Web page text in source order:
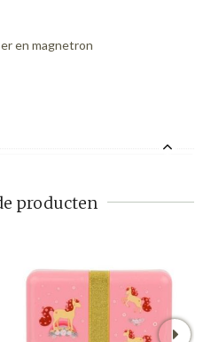
en magnetron
producten